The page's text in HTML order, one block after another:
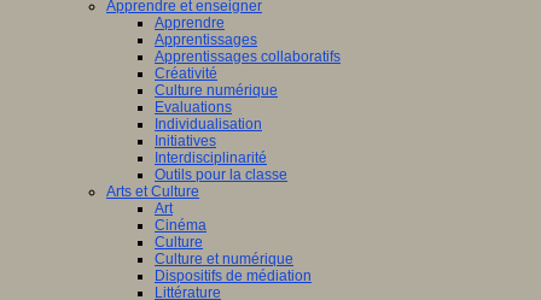
Apprendre et enseigner
Apprendre
Apprentissages
Apprentissages collaboratifs
Créativité
Culture numérique
Evaluations
Individualisation
Initiatives
Interdisciplinarité
Outils pour la classe
Arts et Culture
Art
Cinéma
Culture
Culture et numérique
Dispositifs de médiation
Littérature